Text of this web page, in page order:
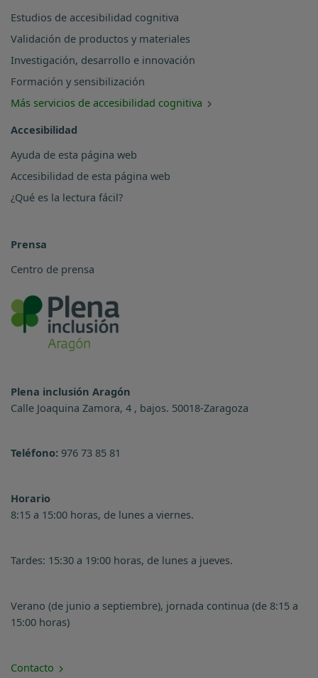
Estudios de accesibilidad cognitiva
Validación de productos y materiales
Investigación, desarrollo e innovación
Formación y sensibilización
Más servicios de accesibilidad cognitiva
Accesibilidad
Ayuda de esta página web
Accesibilidad de esta página web
¿Qué es la lectura fácil?
Prensa
Centro de prensa
Plena inclusión Aragón
Calle Joaquina Zamora, 4 , bajos. 50018-Zaragoza
Teléfono: 976 73 85 81
Horario
8:15 a 15:00 horas, de lunes a viernes.
Tardes: 15:30 a 19:00 horas, de lunes a jueves.
Verano (de junio a septiembre), jornada continua (de 8:15 a
15:00 horas)
Contacto